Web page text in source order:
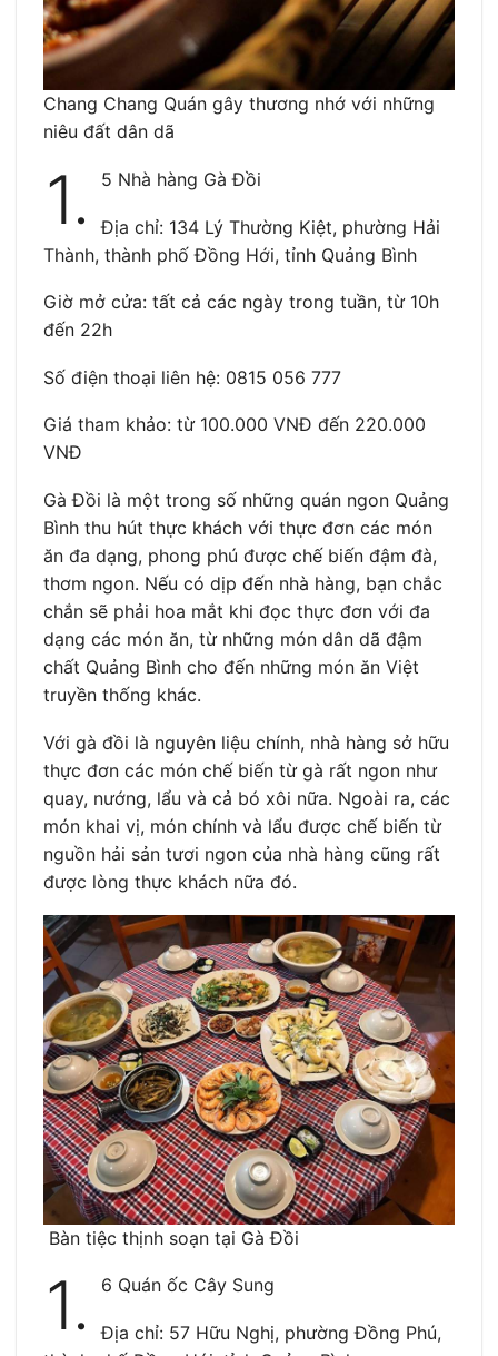
Chang Chang Quán gây thương nhớ với những
niêu đất dân dã
1. 5 Nhà hàng Gà Đồi
Địa chỉ: 134 Lý Thường Kiệt, phường Hải
Thành, thành phố Đồng Hới, tỉnh Quảng Bình
Giờ mở cửa: tất cả các ngày trong tuần, từ 10h
đến 22h
Số điện thoại liên hệ: 0815 056 777
Giá tham khảo: từ 100.000 VNĐ đến 220.000
VNĐ
Gà Đồi là một trong số những quán ngon Quảng
Bình thu hút thực khách với thực đơn các món
ăn đa dạng, phong phú được chế biến đậm đà,
thơm ngon. Nếu có dịp đến nhà hàng, bạn chắc
chắn sẽ phải hoa mắt khi đọc thực đơn với đa
dạng các món ăn, từ những món dân dã đậm
chất Quảng Bình cho đến những món ăn Việt
truyền thống khác.
Với gà đồi là nguyên liệu chính, nhà hàng sở hữu
thực đơn các món chế biến từ gà rất ngon như
quay, nướng, lẩu và cả bó xôi nữa. Ngoài ra, các
món khai vị, món chính và lẩu được chế biến từ
nguồn hải sản tươi ngon của nhà hàng cũng rất
được lòng thực khách nữa đó.
Bàn tiệc thịnh soạn tại Gà Đồi
1. 6 Quán ốc Cây Sung
Địa chỉ: 57 Hữu Nghị, phường Đồng Phú,